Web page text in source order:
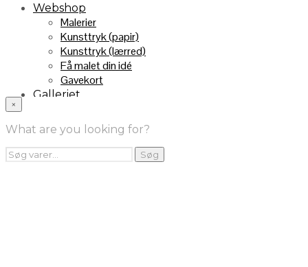
Webshop
Malerier
Kunsttryk (papir)
Kunsttryk (lærred)
Få malet din idé
Gavekort
Galleriet
Handelsebetingelser
Returnering
FRA TV
Videoklip fra TV2
×
What are you looking for?
Søg
efter:
Søg